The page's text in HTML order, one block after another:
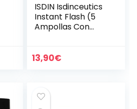
ISDIN Isdinceutics
Instant Flash (5
Ampollas Con
13,90€